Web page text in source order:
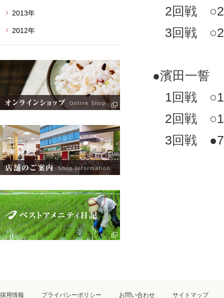
2回戦 ○25-
3回戦 ○26-
●濱田一誓
1回戦 ○14-
2回戦 ○16-
3回戦
2013年
2012年
採用情報 プライバシーポリシー お問い合わせ サイトマップ